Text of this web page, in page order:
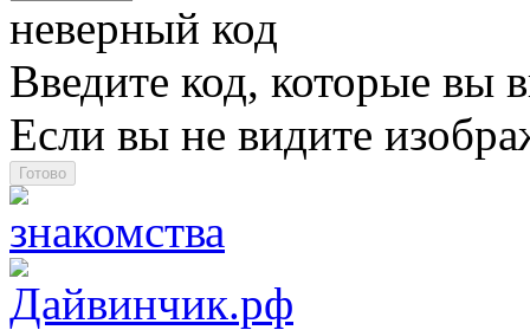
неверный код
Введите код, которые вы
Если вы не видите